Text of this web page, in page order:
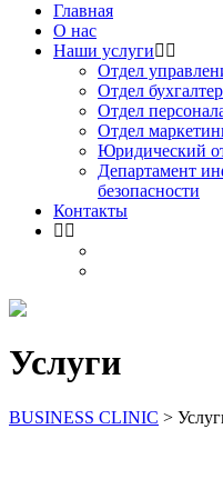
Главная
О нас
Наши услуги
Отдел
Отдел
Отдел
Отдел
Юридический
Департамент
безопасности
Контакты
Услуги
BUSINESS CLINIC >